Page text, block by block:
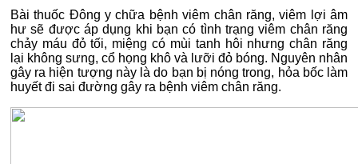
Bài thuốc Đông y chữa bệnh viêm chân răng, viêm lợi âm
hư sẽ được áp dụng khi bạn có tình trạng viêm chân răng
chảy máu đỏ tối, miệng có mùi tanh hôi nhưng chân răng
lại không sưng, cổ họng khô và lưỡi đỏ bóng. Nguyên nhân
gây ra hiện tượng này là do bạn bị nóng trong, hỏa bốc làm
huyết đi sai đường gây ra bệnh viêm chân răng.